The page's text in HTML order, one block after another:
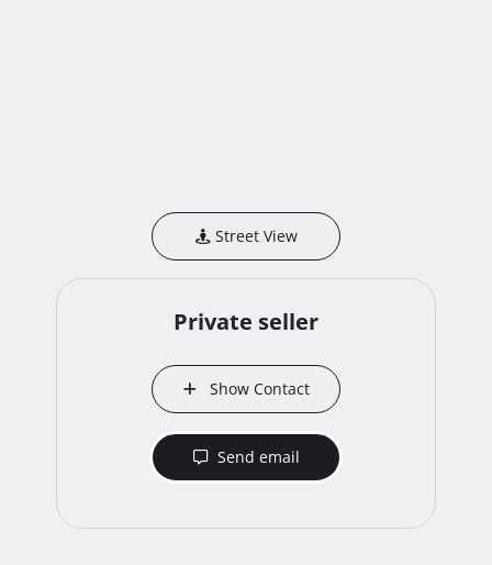
Street View
Private seller
Show Contact
Send email